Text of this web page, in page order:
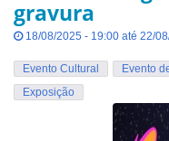
gravura
18/08/2025 - 19:00 até 22/
Evento Cultural
Evento
Exposição